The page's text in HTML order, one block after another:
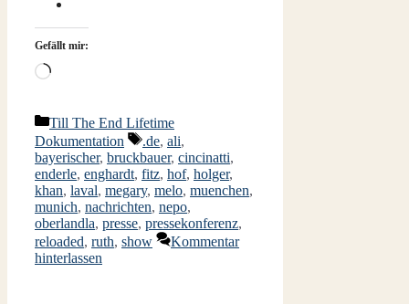
Gefällt mir:
Wird
Kategorien
Till The End Lifetime
Dokumentation
Schlagwörter
.de, ali,
bayerischer, bruckbauer, cincinatti,
enderle, enghardt, fitz, hof, holger,
khan, laval, megary, melo, muenchen,
munich, nachrichten, nepo,
oberlandla, presse, pressekonferenz,
reloaded, ruth, show
Kommentar
hinterlassen